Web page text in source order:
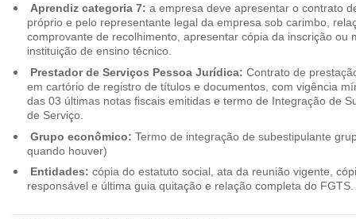
Aprendiz categoria 7: a empresa deve apresentar o contrato
próprio e pelo representante legal da empresa sob carimbo,
comprovante de recolhimento, apresentar cópia da inscrição ou
instituição de ensino técnico.
Prestador de Serviços Pessoa Jurídica: Contrato de
em cartório de registro de títulos e documentos, com vigência
das 03 últimas notas fiscais emitidas e termo de Integração de
de Serviço.
Grupo econômico: Termo de integração de subestipulante
quando houver)
Entidades: cópia do estatuto social, ata da reunião vigente,
responsável e última guia quitação e relação completa do FGTS.